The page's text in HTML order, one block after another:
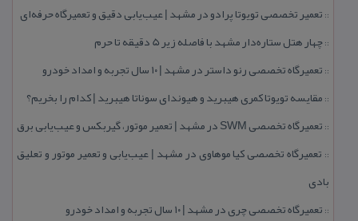
:: تعمیر تخصصی تویوتا پرادو در مشهد | عیب‌یابی دقیق و تعمیرگاه حرفه‌ای
::چهار هتل‌ ستاره‌دار مشهد با فاصله زیر 5 دقیقه تا حرم
:: تعمیرگاه تخصصی رنو داستر در مشهد | ۱۰ سال تجربه و امداد خودرو
:: مقایسه تویوتا كمری هیبرید و هیوندای سوناتا هیبرید | كدام را بخریم؟
:: تعمیرگاه تخصصی SWM در مشهد | تعمیر موتور، گیربكس و عیب‌یابی برق
:: تعمیرگاه تخصصی كیا موهاوی در مشهد | عیب‌یابی و تعمیر موتور و تعلیق
بادی
:: تعمیرگاه تخصصی چری در مشهد | ۱۰ سال تجربه و امداد خودرو